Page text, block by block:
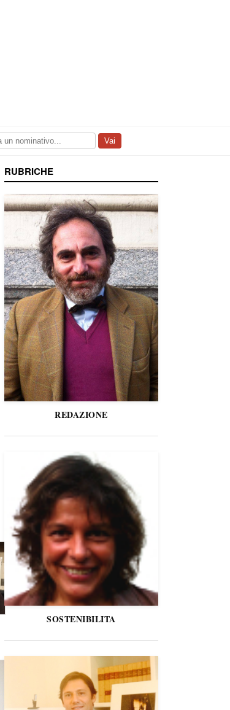
Vai
RUBRICHE
REDAZIONE
SOSTENIBILITA